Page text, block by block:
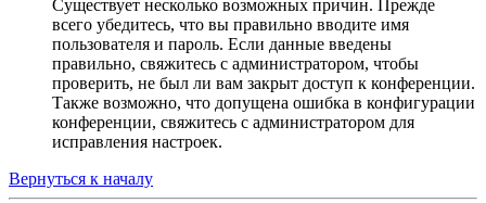
Существует несколько возможных причин. Прежде
всего убедитесь, что вы правильно вводите имя
пользователя и пароль. Если данные введены
правильно, свяжитесь с администратором, чтобы
проверить, не был ли вам закрыт доступ к конференции.
Также возможно, что допущена ошибка в конфигурации
конференции, свяжитесь с администратором для
исправления настроек.
Вернуться к началу